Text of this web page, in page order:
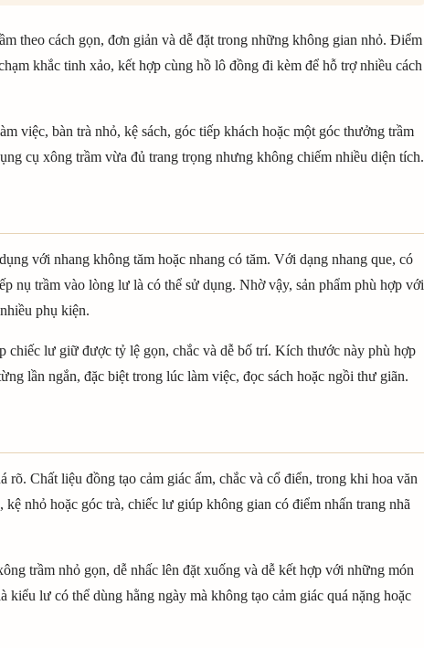
theo cách gọn, đơn giản và dễ đặt trong những không gian nhỏ. Điểm
khắc tinh xảo, kết hợp cùng hồ lô đồng đi kèm để hỗ trợ nhiều cách
việc, bàn trà nhỏ, kệ sách, góc tiếp khách hoặc một góc thưởng trầm
cụ xông trầm vừa đủ trang trọng nhưng không chiếm nhiều diện tích.
với nhang không tăm hoặc nhang có tăm. Với dạng nhang que, có
nụ trầm vào lòng lư là có thể sử dụng. Nhờ vậy, sản phẩm phù hợp với
phụ kiện.
lư giữ được tỷ lệ gọn, chắc và dễ bố trí. Kích thước này phù hợp
lần ngắn, đặc biệt trong lúc làm việc, đọc sách hoặc ngồi thư giãn.
Chất liệu đồng tạo cảm giác ấm, chắc và cổ điển, trong khi hoa văn
nhỏ hoặc góc trà, chiếc lư giúp không gian có điểm nhấn trang nhã
trầm nhỏ gọn, dễ nhấc lên đặt xuống và dễ kết hợp với những món
lư có thể dùng hằng ngày mà không tạo cảm giác quá nặng hoặc